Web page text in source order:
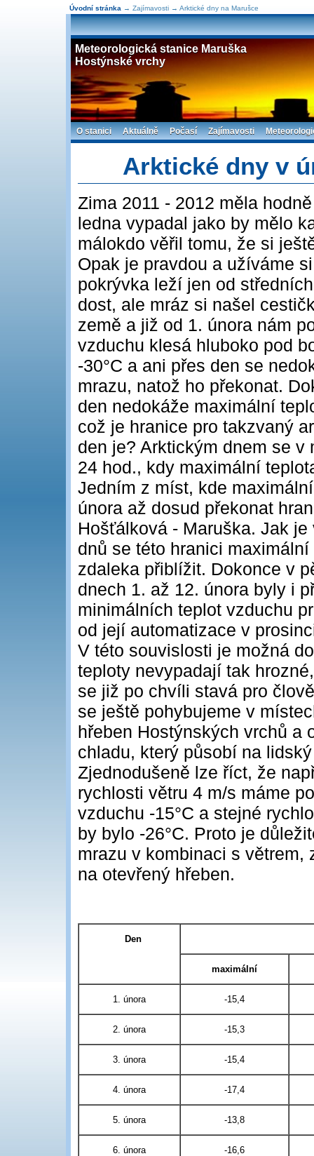
Úvodní stránka → Zajímavosti → Arktické dny na Marušce
Meteorologická stanice Maruška
Hostýnské vrchy
O stanici Aktuálně Počasí Zajímavosti
Arktické dny v
Zima 2011 - 2012 měla
ledna vypadal jako by mělo
málokdo věřil tomu, že si
Opak je pravdou a užíváme
pokrývka leží jen od
dost, ale mráz si našel
země a již od 1. února nám
vzduchu klesá hluboko pod
-30°C a ani přes den se
mrazu, natož ho překonat.
den nedokáže maximální
což je hranice pro takzvaný
den je? Arktickým dnem se
24 hod., kdy maximální
Jedním z míst, kde
února až dosud překonat
Hošťálková - Maruška. Jak
dnů se této hranici
zdaleka přiblížit. Dokonce v
dnech 1. až 12. února byly i
minimálních teplot vzduchu
od její automatizace v
V této souvislosti je možná
teploty nevypadají tak
se již po chvíli stavá pro
se ještě pohybujeme v
hřeben Hostýnských vrchů a
chladu, který působí na
Zjednodušeně lze říct, že
rychlosti větru 4 m/s máme
vzduchu -15°C a stejné
by bylo -26°C. Proto je
mrazu v kombinaci s větrem,
na otevřený hřeben.
Den
maximální
1. února -15,4
2. února -15,3
3. února -15,4
4. února -17,4
5. února -13,8
6. února -16,6